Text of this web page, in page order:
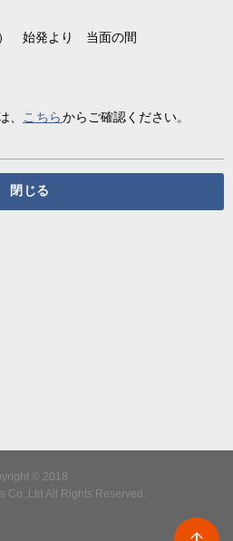
） 始発より 当面の間
、
こちらからご確認ください。
閉じる
© 2018
Co.,Ltd All Rights Reserved.